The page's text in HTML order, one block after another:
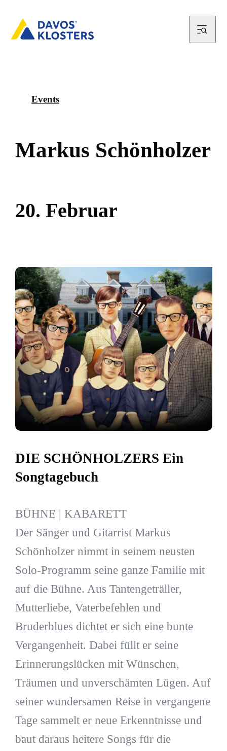
Events
Markus Schönholzer
20. Februar
DIE SCHÖNHOLZERS Ein
Songtagebuch
BÜHNE | KABARETT
Der Sänger und Gitarrist Markus
Schönholzer nimmt in seinem neusten
Solo-Programm seine ganze Familie mit
auf die Bühne. Aus Tantengeträller,
Mutterliebe, Vaterbefehlen und
Bruderblues dichtet er sich eine bunte
Vergangenheit. Dabei füllt er seine
Erinnerungslücken mit Wünschen,
Träumen und unverschämten Lügen. Auf
seiner wundersamen Reise in vergangene
Tage sammelt er neue Erkenntnisse und
baut daraus heitere Songs für die